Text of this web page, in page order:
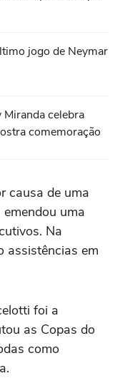
jogo de Neymar
Miranda celebra
comemoração
causa de uma
uma
Na
assistências em
foi a
as Copas do
como